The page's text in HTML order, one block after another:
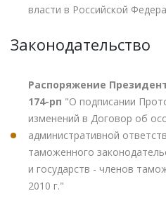
власти в Российской
Законодательство
Распоряжение
174-рп "О подписании
изменений в Договор об
административной
таможенного
и государств - членов
2010 г."